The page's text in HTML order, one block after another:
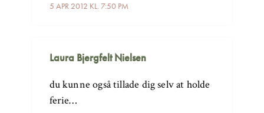
5 APR 2012 KL. 7:50 PM
Laura Bjergfelt Nielsen
du kunne også tillade dig selv at holde
ferie…